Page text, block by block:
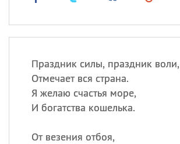
Праздник силы, праздник воли,
Отмечает вся страна.
Я желаю счастья море,
И богатства кошелька.
От везения отбоя,